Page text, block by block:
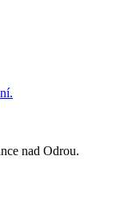
nad Odrou.